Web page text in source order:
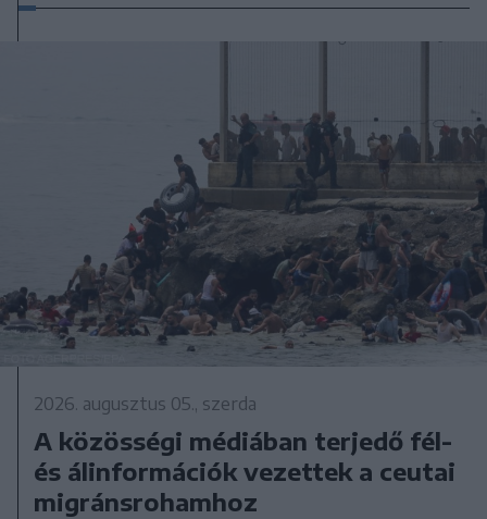
2026. augusztus 05., szerda
A közösségi médiában terjedő fél-
és álinformációk vezettek a ceutai
migránsrohamhoz